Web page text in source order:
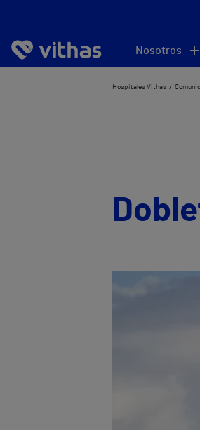
Nosotros
Hospitales Vithas